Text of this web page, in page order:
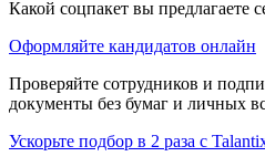
Какой соцпакет вы предлагаете
Оформляйте кандидатов онлайн
Проверяйте сотрудников и
документы без бумаг и личных
Ускорьте подбор в 2 раза с